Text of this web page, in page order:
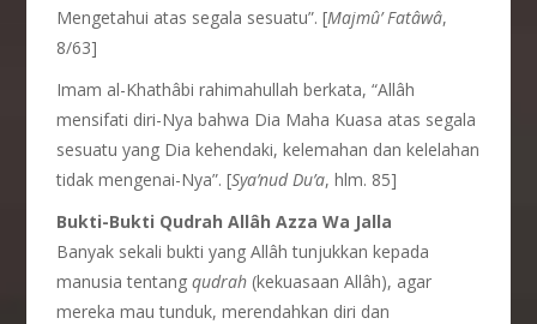
Mengetahui atas segala sesuatu”. [Majmû’ Fatâwâ,
8/63]
Imam al-Khathâbi rahimahullah berkata, “Allâh
mensifati diri-Nya bahwa Dia Maha Kuasa atas segala
sesuatu yang Dia kehendaki, kelemahan dan kelelahan
tidak mengenai-Nya”. [Sya’nud Du’a, hlm. 85]
Bukti-Bukti Qudrah Allâh Azza Wa Jalla
Banyak sekali bukti yang Allâh tunjukkan kepada
manusia tentangqudrah (kekuasaan Allâh), agar
mereka mau tunduk, merendahkan diri dan